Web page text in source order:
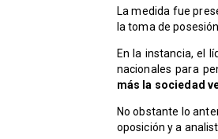
​La medida fue
la toma de
En la instancia, el
nacionales para
más la sociedad
No obstante lo
oposición y a